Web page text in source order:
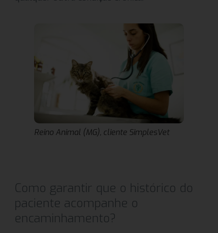
Reino Animal (MG), cliente SimplesVet
Como garantir que o histórico do
paciente acompanhe o
encaminhamento?